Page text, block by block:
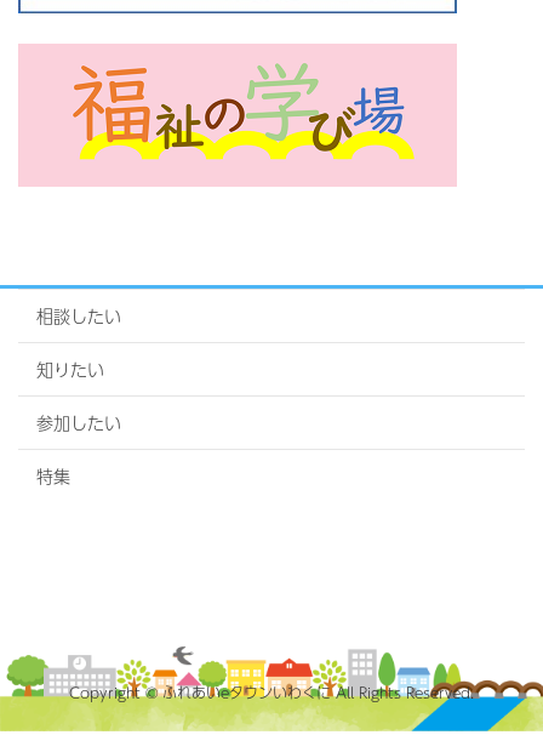
相談したい
知りたい
参加したい
特集
Copyright © ふれあいeタウンいわくに All Rights Reserved.